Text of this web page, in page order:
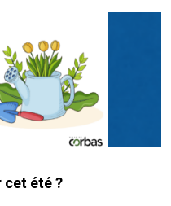
cet été ?